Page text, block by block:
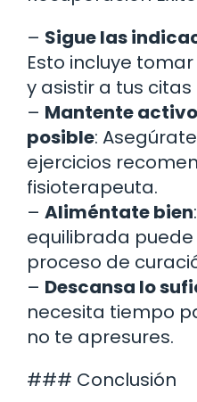
– Sigue las
Esto incluye
y asistir a tus
– Mantente
posible:
ejercicios
fisioterapeuta.
– Aliméntate bien
equilibrada
proceso de
– Descansa lo
necesita tiempo
no te apresures.
### Conclusión